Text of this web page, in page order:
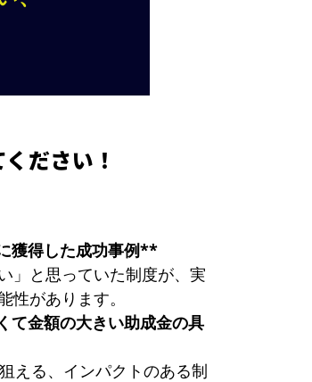
ださい！
獲得した成功事例**
」と思っていた制度が、実
性があります。
て金額の大きい助成金の具
える、インパクトのある制